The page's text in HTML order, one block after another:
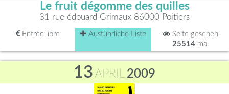
Le fruit dégomme des quilles
31 rue édouard Grimaux 86000 Poitiers
Entrée libre Ausführliche Liste
Seite gesehen
25514mal
13APRIL2009